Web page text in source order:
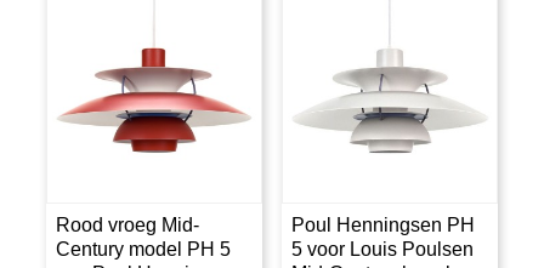
Rood vroeg Mid-
Century model PH 5
Poul Henningsen PH
5 voor Louis Poulsen